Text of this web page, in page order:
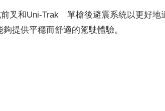
叉和Uni-Trak®單槍後避震系統以更好地
提供平穩而舒適的駕駛體驗。